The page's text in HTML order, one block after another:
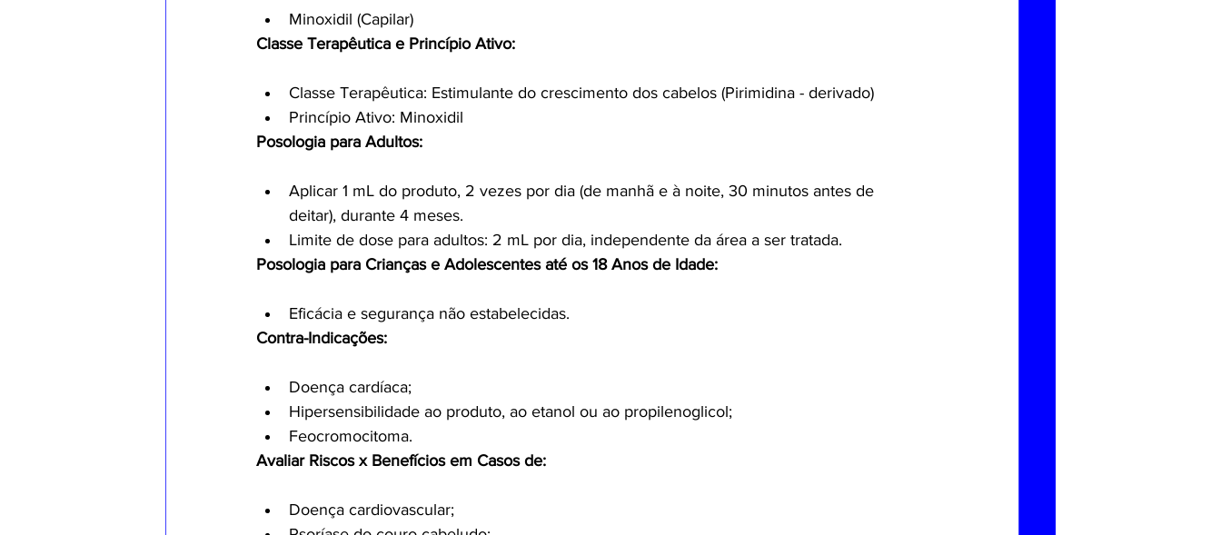
Minoxidil (Capilar)
Classe Terapêutica e Princípio Ativo:
Classe Terapêutica: Estimulante do crescimento dos cabelos (Pirimidina - derivado)
Princípio Ativo: Minoxidil
Posologia para Adultos:
Aplicar 1 mL do produto, 2 vezes por dia (de manhã e à noite, 30 minutos antes de
deitar), durante 4 meses.
Limite de dose para adultos: 2 mL por dia, independente da área a ser tratada.
Posologia para Crianças e Adolescentes até os 18 Anos de Idade:
Eficácia e segurança não estabelecidas.
Contra-Indicações:
Doença cardíaca;
Hipersensibilidade ao produto, ao etanol ou ao propilenoglicol;
Feocromocitoma.
Avaliar Riscos x Benefícios em Casos de:
Doença cardiovascular;